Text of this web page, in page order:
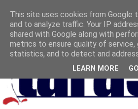
This site uses cookies from Google
and to analyze traffic. Your IP
shared with Google along with
metrics to ensure quality of service,
statistics, and to detect and
LEARN MORE